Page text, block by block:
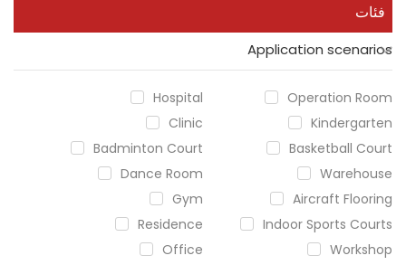
فئات
Application scenarios
Hospital
Operation Room
Clinic
Kindergarten
Badminton Court
Basketball Court
Dance Room
Warehouse
Gym
Aircraft Flooring
Residence
Indoor Sports Courts
Office
Workshop